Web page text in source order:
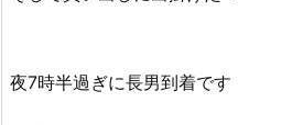
夜7時半過ぎに長男到着です